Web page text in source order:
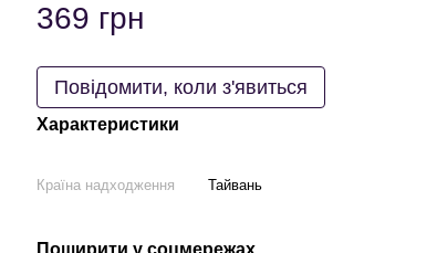
369 грн
Повідомити, коли з'явиться
Характеристики
Країна надходження Тайвань
Поширити у соцмережах